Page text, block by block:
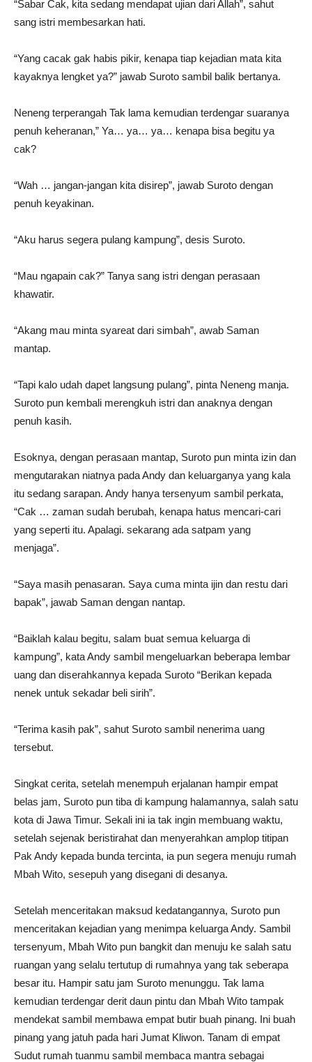
“Sabar Cak, kita sedang mendapat ujian dari Allah”, sahut
sang istri membesarkan hati.
“Yang cacak gak habis pikir, kenapa tiap kejadian mata kita
kayaknya lengket ya?” jawab Suroto sambil balik bertanya.
Neneng terperangah Tak lama kemudian terdengar suaranya
penuh keheranan,” Ya… ya… ya… kenapa bisa begitu ya
cak?
“Wah … jangan-jangan kita disirep”, jawab Suroto dengan
penuh keyakinan.
“Aku harus segera pulang kampung”, desis Suroto.
“Mau ngapain cak?” Tanya sang istri dengan perasaan
khawatir.
“Akang mau minta syareat dari simbah”, awab Saman
mantap.
“Tapi kalo udah dapet langsung pulang”, pinta Neneng manja.
Suroto pun kembali merengkuh istri dan anaknya dengan
penuh kasih.
Esoknya, dengan perasaan mantap, Suroto pun minta izin dan
mengutarakan niatnya pada Andy dan keluarganya yang kala
itu sedang sarapan. Andy hanya tersenyum sambil perkata,
“Cak … zaman sudah berubah, kenapa hatus mencari-cari
yang seperti itu. Apalagi. sekarang ada satpam yang
menjaga”.
“Saya masih penasaran. Saya cuma minta ijin dan restu dari
bapak”, jawab Saman dengan nantap.
“Baiklah kalau begitu, salam buat semua keluarga di
kampung”, kata Andy sambil mengeluarkan beberapa lembar
uang dan diserahkannya kepada Suroto “Berikan kepada
nenek untuk sekadar beli sirih”.
“Terima kasih pak”, sahut Suroto sambil nenerima uang
tersebut.
Singkat cerita, setelah menempuh erjalanan hampir empat
belas jam, Suroto pun tiba di kampung halamannya, salah satu
kota di Jawa Timur. Sekali ini ia tak ingin membuang waktu,
setelah sejenak beristirahat dan menyerahkan amplop titipan
Pak Andy kepada bunda tercinta, ia pun segera menuju rumah
Mbah Wito, sesepuh yang disegani di desanya.
Setelah menceritakan maksud kedatangannya, Suroto pun
menceritakan kejadian yang menimpa keluarga Andy. Sambil
tersenyum, Mbah Wito pun bangkit dan menuju ke salah satu
ruangan yang selalu tertutup di rumahnya yang tak seberapa
besar itu. Hampir satu jam Suroto menunggu. Tak lama
kemudian terdengar derit daun pintu dan Mbah Wito tampak
mendekat sambil membawa empat butir buah pinang. Ini buah
pinang yang jatuh pada hari Jumat Kliwon. Tanam di empat
Sudut rumah tuanmu sambil membaca mantra sebagai